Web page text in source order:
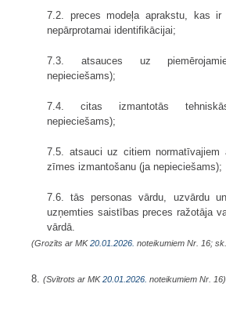
7.2. preces modeļa aprakstu, kas ir
nepārprotamai identifikācijai;
7.3. atsauces uz
nepieciešams);
7.4. citas izmantotās
nepieciešams);
7.5. atsauci uz citiem normatīvajiem
zīmes izmantošanu (ja nepieciešams);
7.6. tās personas vārdu, uzvārdu
uzņemties saistības preces ražotāja
vārdā.
(Grozīts ar MK20.01.2026. noteikumiem Nr. 16; sk.
8. (Svītrots ar MK20.01.2026. noteikumiem Nr. 16)